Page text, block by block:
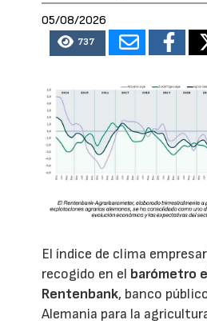
05/08/2026
737
El índice de clima
recogido en el barómetro
Rentenbank, banco
Alemania para la